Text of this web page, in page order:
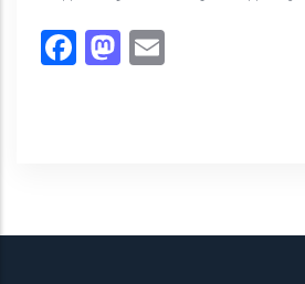
Facebook
Mastodon